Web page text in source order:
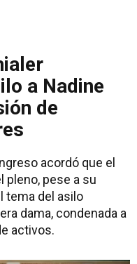
a Nadine
de
acordó que el
pleno, pese a su
tema del asilo
dama, condenada a
activos.